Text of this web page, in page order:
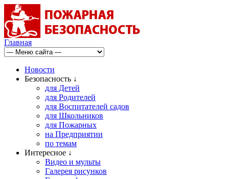
Главная
Новости
Безопасность ↓
для Детей
для Родителей
для Воспитателей садов
для Школьников
для Пожарных
на Предприятии
по темам
Интересное ↓
Видео и мульты
Галерея рисунков